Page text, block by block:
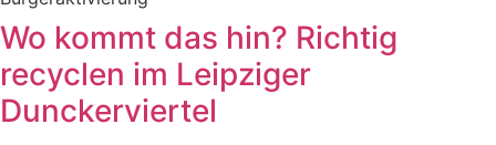
Wo kommt das hin? Richtig
recyclen im Leipziger
Dunckerviertel